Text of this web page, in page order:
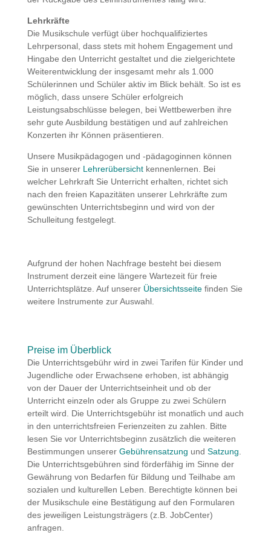
Lehrkräfte
Die Musikschule verfügt über hochqualifiziertes
Lehrpersonal, dass stets mit hohem Engagement und
Hingabe den Unterricht gestaltet und die zielgerichtete
Weiterentwicklung der insgesamt mehr als 1.000
Schülerinnen und Schüler aktiv im Blick behält. So ist es
möglich, dass unsere Schüler erfolgreich
Leistungsabschlüsse belegen, bei Wettbewerben ihre
sehr gute Ausbildung bestätigen und auf zahlreichen
Konzerten ihr Können präsentieren.
Unsere Musikpädagogen und -pädagoginnen können
Sie in unserer Lehrerübersichtkennenlernen. Bei
welcher Lehrkraft Sie Unterricht erhalten, richtet sich
nach den freien Kapazitäten unserer Lehrkräfte zum
gewünschten Unterrichtsbeginn und wird von der
Schulleitung festgelegt.
Aufgrund der hohen Nachfrage besteht bei diesem
Instrument derzeit eine längere Wartezeit für freie
Unterrichtsplätze. Auf unserer Übersichtsseitefinden Sie
weitere Instrumente zur Auswahl.
Preise im Überblick
Die Unterrichtsgebühr wird in zwei Tarifen für Kinder und
Jugendliche oder Erwachsene erhoben, ist abhängig
von der Dauer der Unterrichtseinheit und ob der
Unterricht einzeln oder als Gruppe zu zwei Schülern
erteilt wird. Die Unterrichtsgebühr ist monatlich und auch
in den unterrichtsfreien Ferienzeiten zu zahlen. Bitte
lesen Sie vor Unterrichtsbeginn zusätzlich die weiteren
Bestimmungen unserer Gebührensatzung und Satzung
Die Unterrichtsgebühren sind förderfähig im Sinne der
Gewährung von Bedarfen für Bildung und Teilhabe am
sozialen und kulturellen Leben. Berechtigte können bei
der Musikschule eine Bestätigung auf den Formularen
des jeweiligen Leistungsträgers (z.B. JobCenter)
anfragen.